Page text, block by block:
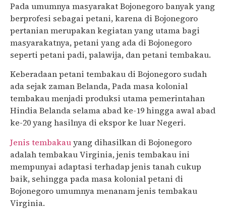
Pada umumnya masyarakat Bojonegoro banyak yang
berprofesi sebagai petani, karena di Bojonegoro
pertanian merupakan kegiatan yang utama bagi
masyarakatnya, petani yang ada di Bojonegoro
seperti petani padi, palawija, dan petani tembakau.
Keberadaan petani tembakau di Bojonegoro sudah
ada sejak zaman Belanda, Pada masa kolonial
tembakau menjadi produksi utama pemerintahan
Hindia Belanda selama abad ke-19 hingga awal abad
ke-20 yang hasilnya di ekspor ke luar Negeri.
Jenis tembakauyang dihasilkan di Bojonegoro
adalah tembakau Virginia, jenis tembakau ini
mempunyai adaptasi terhadap jenis tanah cukup
baik, sehingga pada masa kolonial petani di
Bojonegoro umumnya menanam jenis tembakau
Virginia.